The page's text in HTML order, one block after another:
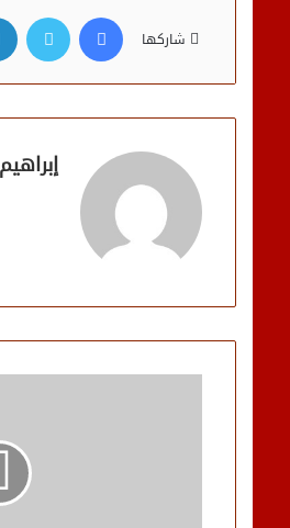
شاركها
فيسبوك